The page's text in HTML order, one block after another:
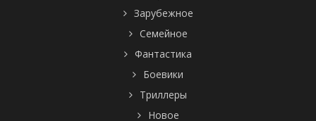
Зарубежное
Семейное
Фантастика
Боевики
Триллеры
Новое